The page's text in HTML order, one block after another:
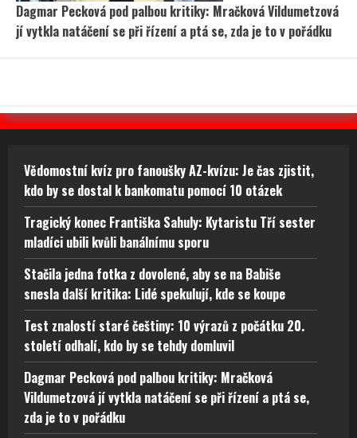
Dagmar Pecková pod palbou kritiky: Mračková Vildumetzová
jí vytkla natáčení se při řízení a ptá se, zda je to v pořádku
Vědomostní kvíz pro fanoušky AZ-kvízu: Je čas zjistit,
kdo by se dostal k bankomatu pomocí 10 otázek
Tragický konec Františka Sahuly: Kytaristu Tří sester
mladíci ubili kvůli banálnímu sporu
Stačila jedna fotka z dovolené, aby se na Babiše
snesla další kritika: Lidé spekulují, kde se koupe
Test znalostí staré češtiny: 10 výrazů z počátku 20.
století odhalí, kdo by se tehdy domluvil
Dagmar Pecková pod palbou kritiky: Mračková
Vildumetzová jí vytkla natáčení se při řízení a ptá se,
zda je to v pořádku